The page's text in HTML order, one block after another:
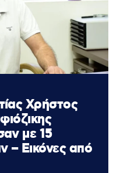
Χρήστος
με 15
– Εικόνες από